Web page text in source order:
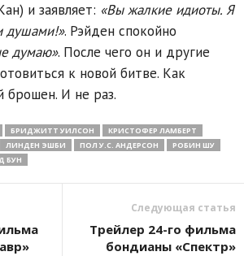
и заявляет: «Вы жалкие идиоты. Я
душами!». Рэйден спокойно
думаю». После чего он и другие
к новой битве. Как
брошен. И не раз.
БРИДЖИТТ УИЛСОН
КРИСТОФЕР ЛАМБЕРТ
ЛИНДЕН ЭШБИ ПОЛ У.С. АНДЕРСОН
РОБИН ШУ
БУН
Следующая статья
Трейлер 24-го фильма
бондианы «Спектр»